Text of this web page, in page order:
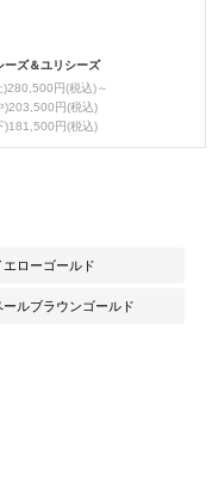
ーズ＆ユリシーズ
)280,500円(税込)～
)203,500円(税込)
)181,500円(税込)
エローゴールド
ールブラウンゴールド